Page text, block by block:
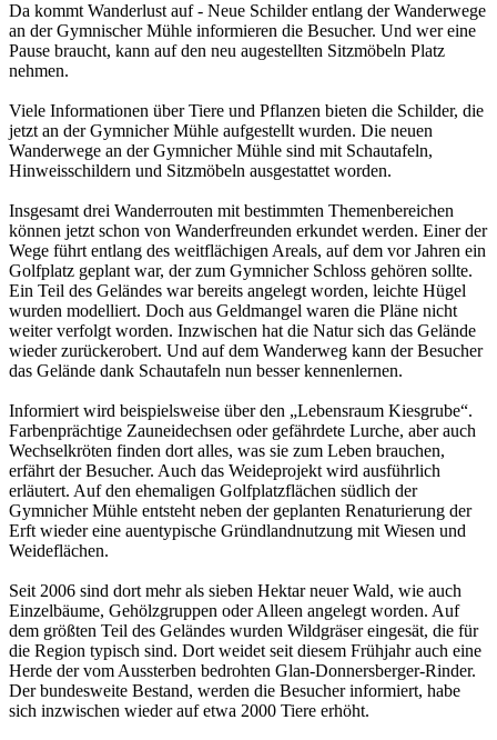
Da kommt Wanderlust auf - Neue Schilder entlang der Wanderwege
an der Gymnischer Mühle informieren die Besucher. Und wer eine
Pause braucht, kann auf den neu augestellten Sitzmöbeln Platz
nehmen.
Viele Informationen über Tiere und Pflanzen bieten die Schilder, die
jetzt an der Gymnicher Mühle aufgestellt wurden. Die neuen
Wanderwege an der Gymnicher Mühle sind mit Schautafeln,
Hinweisschildern und Sitzmöbeln ausgestattet worden.
Insgesamt drei Wanderrouten mit bestimmten Themenbereichen
können jetzt schon von Wanderfreunden erkundet werden. Einer der
Wege führt entlang des weitflächigen Areals, auf dem vor Jahren ein
Golfplatz geplant war, der zum Gymnicher Schloss gehören sollte.
Ein Teil des Geländes war bereits angelegt worden, leichte Hügel
wurden modelliert. Doch aus Geldmangel waren die Pläne nicht
weiter verfolgt worden. Inzwischen hat die Natur sich das Gelände
wieder zurückerobert. Und auf dem Wanderweg kann der Besucher
das Gelände dank Schautafeln nun besser kennenlernen.
Informiert wird beispielsweise über den „Lebensraum Kiesgrube“.
Farbenprächtige Zauneidechsen oder gefährdete Lurche, aber auch
Wechselkröten finden dort alles, was sie zum Leben brauchen,
erfährt der Besucher. Auch das Weideprojekt wird ausführlich
erläutert. Auf den ehemaligen Golfplatzflächen südlich der
Gymnicher Mühle entsteht neben der geplanten Renaturierung der
Erft wieder eine auentypische Gründlandnutzung mit Wiesen und
Weideflächen.
Seit 2006 sind dort mehr als sieben Hektar neuer Wald, wie auch
Einzelbäume, Gehölzgruppen oder Alleen angelegt worden. Auf
dem größten Teil des Geländes wurden Wildgräser eingesät, die für
die Region typisch sind. Dort weidet seit diesem Frühjahr auch eine
Herde der vom Aussterben bedrohten Glan-Donnersberger-Rinder.
Der bundesweite Bestand, werden die Besucher informiert, habe
sich inzwischen wieder auf etwa 2000 Tiere erhöht.